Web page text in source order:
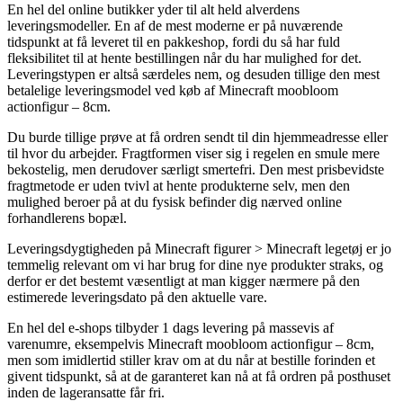
En hel del online butikker yder til alt held alverdens
leveringsmodeller. En af de mest moderne er på nuværende
tidspunkt at få leveret til en pakkeshop, fordi du så har fuld
fleksibilitet til at hente bestillingen når du har mulighed for det.
Leveringstypen er altså særdeles nem, og desuden tillige den mest
betalelige leveringsmodel ved køb af Minecraft moobloom
actionfigur – 8cm.
Du burde tillige prøve at få ordren sendt til din hjemmeadresse eller
til hvor du arbejder. Fragtformen viser sig i regelen en smule mere
bekostelig, men derudover særligt smertefri. Den mest prisbevidste
fragtmetode er uden tvivl at hente produkterne selv, men den
mulighed beroer på at du fysisk befinder dig nærved online
forhandlerens bopæl.
Leveringsdygtigheden på Minecraft figurer > Minecraft legetøj er jo
temmelig relevant om vi har brug for dine nye produkter straks, og
derfor er det bestemt væsentligt at man kigger nærmere på den
estimerede leveringsdato på den aktuelle vare.
En hel del e-shops tilbyder 1 dags levering på massevis af
varenumre, eksempelvis Minecraft moobloom actionfigur – 8cm,
men som imidlertid stiller krav om at du når at bestille forinden et
givent tidspunkt, så at de garanteret kan nå at få ordren på posthuset
inden de lageransatte får fri.